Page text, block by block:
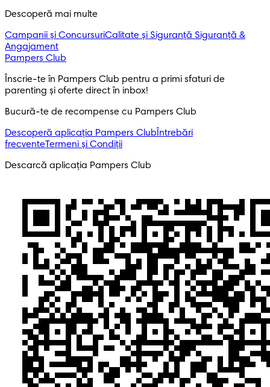
Descoperă mai multe
Campanii și ConcursuriCalitate și Siguranță Siguranță &
Angajament
Pampers Club
Înscrie-te în Pampers Club pentru a primi sfaturi de
parenting și oferte direct în inbox!
Bucură-te de recompense cu Pampers Club
Descoperă aplicația Pampers Club Întrebări
frecventeTermeni și Condiții
Descarcă aplicația Pampers Club